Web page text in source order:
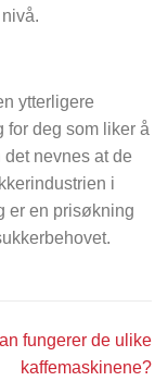
ytterligere
for deg som liker å
nevnes at de
i
er en prisøkning
fungerer de ulike
kaffemaskinene?